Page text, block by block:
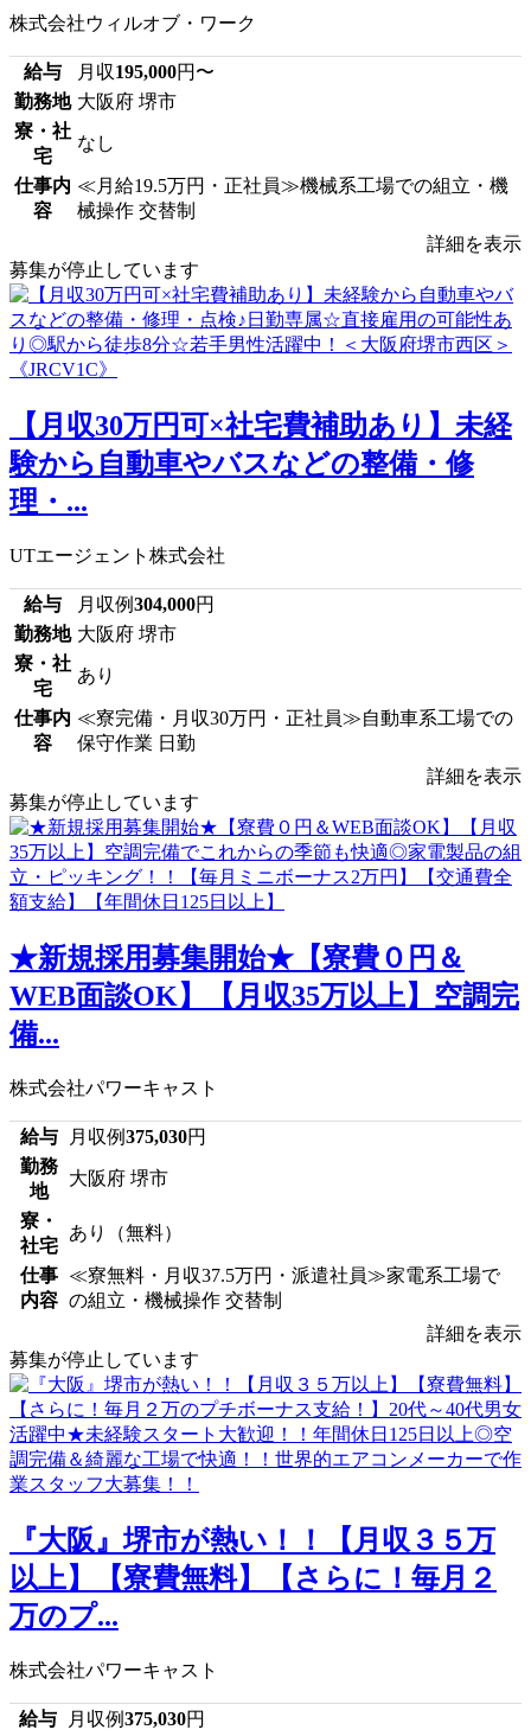
株式会社ウィルオブ・ワーク
給与 月収195,000円〜
勤務地 大阪府 堺市
寮・社
宅
なし
仕事内
容
≪月給19.5万円・正社員≫機械系工場での組立・機
械操作 交替制
詳細を表示
募集が停止しています
【月収30万円可×社宅費補助あり】未経
験から自動車やバスなどの整備・修
理・...
UTエージェント株式会社
給与 月収例304,000円
勤務地 大阪府 堺市
寮・社
宅
あり
仕事内
容
≪寮完備・月収30万円・正社員≫自動車系工場での
保守作業 日勤
詳細を表示
募集が停止しています
★新規採用募集開始★【寮費０円＆
WEB面談OK】【月収35万以上】空調完
備...
株式会社パワーキャスト
給与 月収例375,030円
勤務
地
大阪府 堺市
寮・
社宅
あり（無料）
仕事
内容
≪寮無料・月収37.5万円・派遣社員≫家電系工場で
の組立・機械操作 交替制
詳細を表示
募集が停止しています
『大阪』堺市が熱い！！【月収３５万
以上】【寮費無料】【さらに！毎月２
万のプ...
株式会社パワーキャスト
給与 月収例375,030円